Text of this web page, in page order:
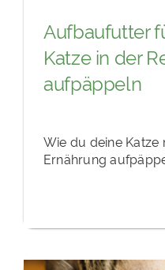
Aufbaufutter
Katze in der
aufpäppeln
Wie du deine Katze
Ernährung